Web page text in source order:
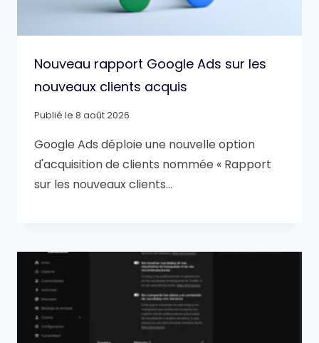
Nouveau rapport Google Ads sur les
nouveaux clients acquis
Publié le 8 août 2026
Google Ads déploie une nouvelle option
d'acquisition de clients nommée « Rapport
sur les nouveaux clients…